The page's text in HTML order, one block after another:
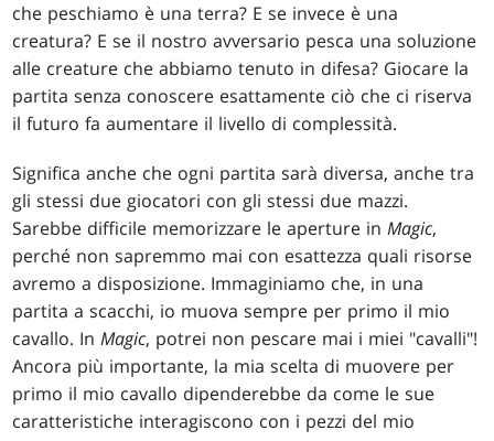
che peschiamo è una terra? E se invece è una
creatura? E se il nostro avversario pesca una soluzione
alle creature che abbiamo tenuto in difesa? Giocare la
partita senza conoscere esattamente ciò che ci riserva
il futuro fa aumentare il livello di complessità.
Significa anche che ogni partita sarà diversa, anche tra
gli stessi due giocatori con gli stessi due mazzi.
Sarebbe difficile memorizzare le aperture inMagic,
perché non sapremmo mai con esattezza quali risorse
avremo a disposizione. Immaginiamo che, in una
partita a scacchi, io muova sempre per primo il mio
cavallo. InMagic, potrei non pescare mai i miei "cavalli"!
Ancora più importante, la mia scelta di muovere per
primo il mio cavallo dipenderebbe da come le sue
caratteristiche interagiscono con i pezzi del mio